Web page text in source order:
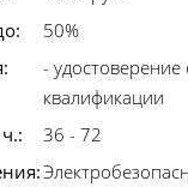
50%
-
квалификации
36 - 72